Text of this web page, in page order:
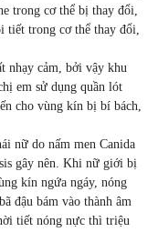
trong cơ thể bị thay đổi,
tiết trong cơ thể thay đổi,
nhạy cảm, bởi vậy khu
em sử dụng quần lót
cho vùng kín bị bí bách,
nữ do nấm men Canida
gây nên. Khi nữ giới bị
kín ngứa ngáy, nóng
đậu bám vào thành âm
tiết nóng nực thì triệu